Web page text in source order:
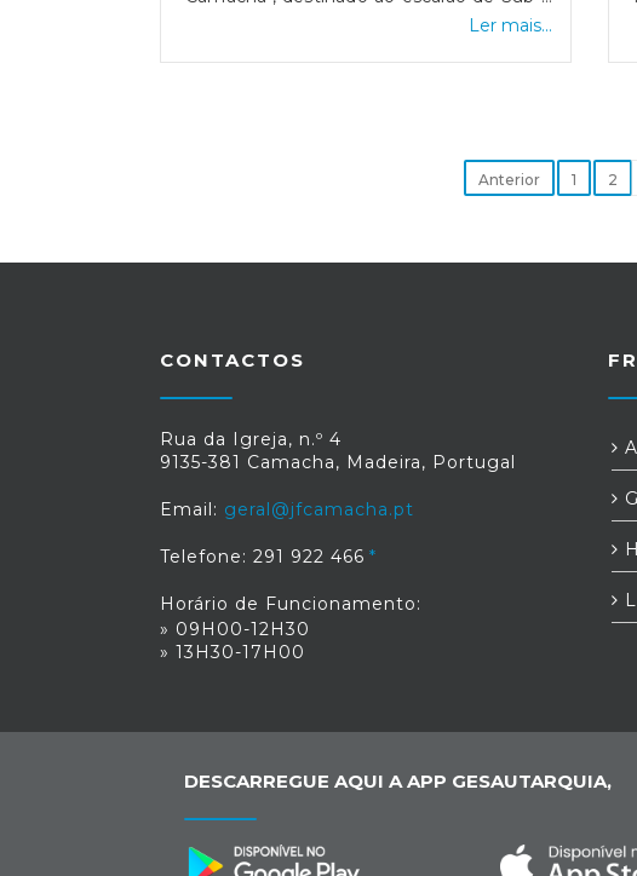
(petizes) e Sub-8 (traquinas), que contará
da Camacha, do Juventude de Gaula,
Dragon Force Madeira.A competição dos
sub-7 (petizes) ocorrerá no turno da
manhã e, por sua vez, os sub-8
referido Largo.
Ler mais...
Anterior 1 2
CONTACTOS
Rua da Igreja, n.º 4
9135-381 Camacha, Madeira, Portugal
Email: geral@jfcamacha.pt
Telefone: 291 922 466
Horário de Funcionamento:
» 09H00-12H30
» 13H30-17H00
DESCARREGUE AQUI A APP GESAUTARQUIA,